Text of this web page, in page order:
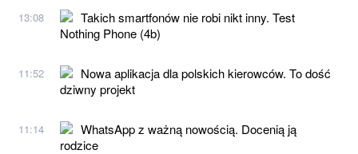
13:08
Takich smartfonów nie robi nikt inny. Test
Nothing Phone (4b)
11:52
Nowa aplikacja dla polskich kierowców. To dość
dziwny projekt
11:14
WhatsApp z ważną nowością. Docenią ją
rodzice